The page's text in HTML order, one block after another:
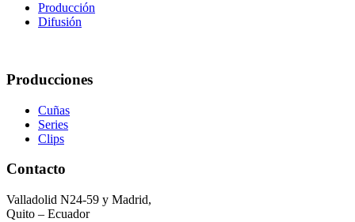
Producción
Difusión
Producciones
Cuñas
Series
Clips
Contacto
Valladolid N24-59 y Madrid,
Quito – Ecuador